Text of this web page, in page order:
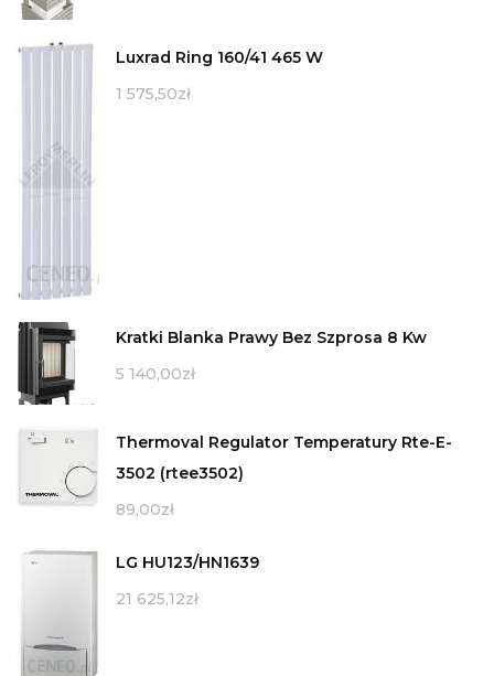
Luxrad Ring 160/41 465 W
1 575,50zł
Kratki Blanka Prawy Bez Szprosa 8 Kw
5 140,00zł
Thermoval Regulator Temperatury Rte-E-
3502 (rtee3502)
89,00zł
LG HU123/HN1639
21 625,12zł